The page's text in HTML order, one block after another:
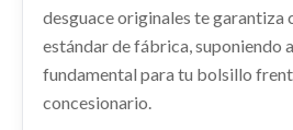
LLANTA 52910A4250
LLANTA 52910A4250 usado.
KIA CARENS IV 1.6 GDI
Ref: 2379082
MANGUETA DELANTERA
51716A4000
MANGUETA DELANTERA
usado.
Ref: 2274324 OEM:
Consultar
desguace originales te garantiza
estándar de fábrica, suponiendo
fundamental para tu bolsillo
concesionario.